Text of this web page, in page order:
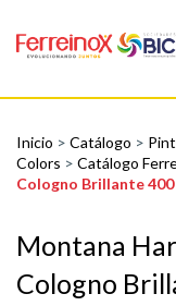
Inicio > Catálogo >
Colors > Catálogo
Cologno Brillante 400
Montana
Cologno